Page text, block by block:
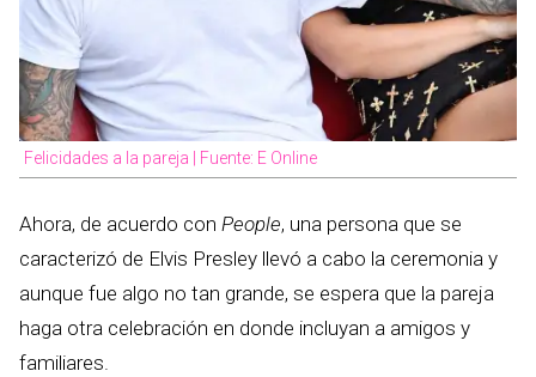
Felicidades a la pareja | Fuente: E Online
Ahora, de acuerdo con People, una persona que se
caracterizó de Elvis Presley llevó a cabo la ceremonia y
aunque fue algo no tan grande, se espera que la pareja
haga otra celebración en donde incluyan a amigos y
familiares.